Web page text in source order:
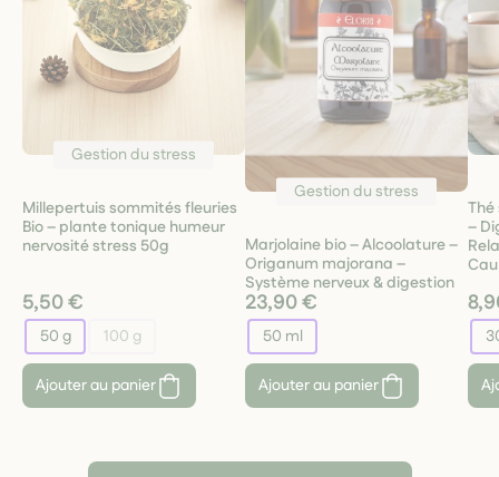
Gestion du stress
Millepertuis sommités fleuries
Bio – plante tonique humeur
nervosité stress 50g
5,50 €
50 g 100 g
Ajouter au panier
Gestion du stress
Marjolaine bio – Alcoolature –
Origanum majorana –
Système nerveux & digestion
23,90 €
50 ml
Ajouter au panier
Thé
–